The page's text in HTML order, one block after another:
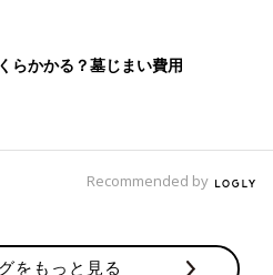
らかかる？墓じまい費用
Recommended by
をもっと見る